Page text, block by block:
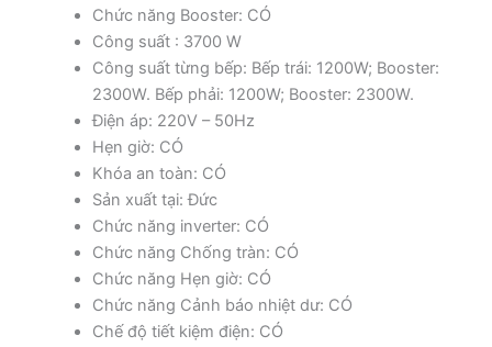
Chức năng Booster: CÓ
Công suất : 3700 W
Công suất từng bếp: Bếp trái: 1200W; Booster:
2300W. Bếp phải: 1200W; Booster: 2300W.
Điện áp: 220V – 50Hz
Hẹn giờ: CÓ
Khóa an toàn: CÓ
Sản xuất tại: Đức
Chức năng inverter: CÓ
Chức năng Chống tràn: CÓ
Chức năng Hẹn giờ: CÓ
Chức năng Cảnh báo nhiệt dư: CÓ
Chế độ tiết kiệm điện: CÓ